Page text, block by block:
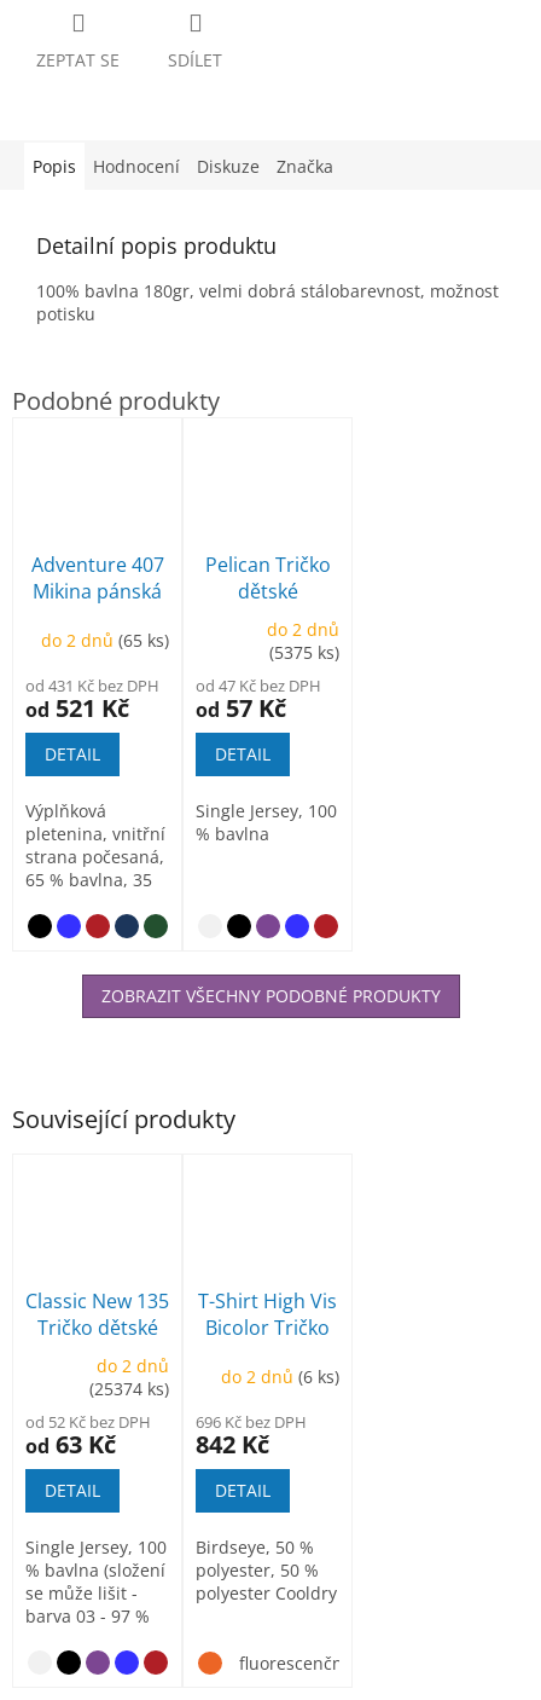
ZEPTAT SE SDÍLET
Související produkty
Classic New 135
Tričko dětské
do 2 dnů
(25374 ks)
od 52 Kč bez DPH
od 63 Kč
DETAIL
Single Jersey, 100
% bavlna (složení
se může lišit -
barva 03 - 97 %
T-Shirt High Vis
Bicolor Tričko
do 2 dnů(6 ks)
696 Kč bez DPH
842 Kč
DETAIL
Birdseye, 50 %
polyester, 50 %
polyester Cooldry
fluorescenční žlutá
Popis Hodnocení Diskuze Značka
Detailní popis produktu
100% bavlna 180gr, velmi dobrá stálobarevnost, možnost
potisku
Adventure 407
Mikina pánská
do 2 dnů(65 ks)
od 431 Kč bez DPH
od 521 Kč
DETAIL
Výplňková
pletenina, vnitřní
strana počesaná,
65 % bavlna, 35
(barva 12 -...
tmavě šedý melír
Pelican Tričko
dětské
do 2 dnů
(5375 ks)
od 47 Kč bez DPH
od 57 Kč
DETAIL
Single Jersey, 100
% bavlna
ZOBRAZIT VŠECHNY PODOBNÉ PRODUKTY